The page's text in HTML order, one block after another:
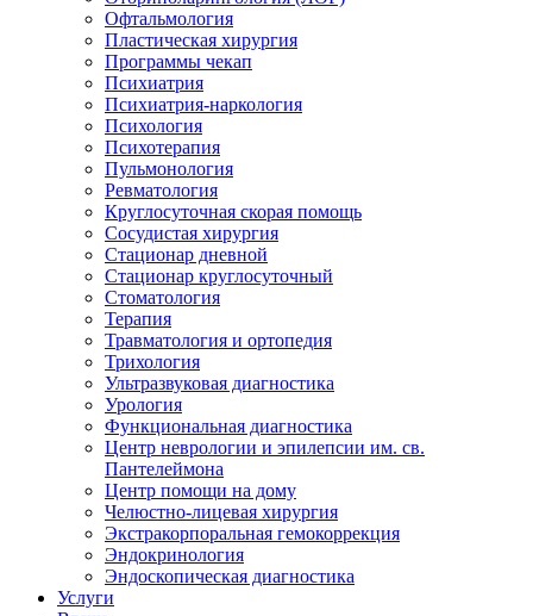
Офтальмология
Пластическая хирургия
Программы чекап
Психиатрия
Психиатрия-наркология
Психология
Психотерапия
Пульмонология
Ревматология
Круглосуточная скорая помощь
Сосудистая хирургия
Стационар дневной
Стационар круглосуточный
Стоматология
Терапия
Травматология и ортопедия
Трихология
Ультразвуковая диагностика
Урология
Функциональная диагностика
Центр неврологии и эпилепсии им. св.
Пантелеймона
Центр помощи на дому
Челюстно-лицевая хирургия
Экстракорпоральная гемокоррекция
Эндокринология
Эндоскопическая диагностика
Услуги